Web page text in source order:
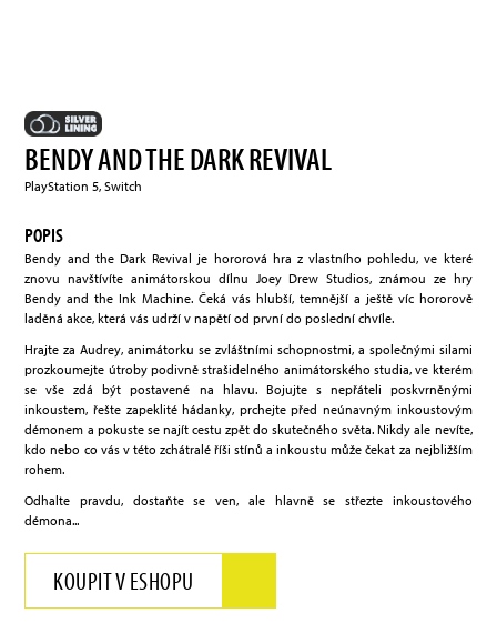
BENDY AND THE DARK REVIVAL
PlayStation 5, Switch
POPIS
Bendy and the Dark Revival je hororová hra z vlastního pohledu, ve které
znovu navštívíte animátorskou dílnu Joey Drew Studios, známou ze hry
Bendy and the Ink Machine. Čeká vás hlubší, temnější a ještě víc hororově
laděná akce, která vás udrží v napětí od první do poslední chvíle.
Hrajte za Audrey, animátorku se zvláštními schopnostmi, a společnými silami
prozkoumejte útroby podivně strašidelného animátorského studia, ve kterém
se vše zdá být postavené na hlavu. Bojujte s nepřáteli poskvrněnými
inkoustem, řešte zapeklité hádanky, prchejte před neúnavným inkoustovým
démonem a pokuste se najít cestu zpět do skutečného světa. Nikdy ale nevíte,
kdo nebo co vás v této zchátralé říši stínů a inkoustu může čekat za nejbližším
rohem.
Odhalte pravdu, dostaňte se ven, ale hlavně se střezte inkoustového
démona...
KOUPIT V ESHOPU